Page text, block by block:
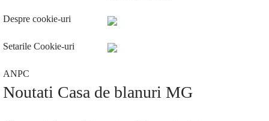
Despre cookie-uri
Setarile Cookie-uri
ANPC
Noutati Casa de blanuri MG